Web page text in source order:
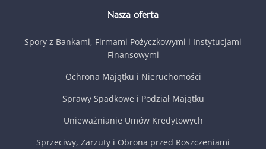
Nasza oferta
Spory z Bankami, Firmami Pożyczkowymi i Instytucjami
Finansowymi
Ochrona Majątku i Nieruchomości
Sprawy Spadkowe i Podział Majątku
Unieważnianie Umów Kredytowych
Sprzeciwy, Zarzuty i Obrona przed Roszczeniami